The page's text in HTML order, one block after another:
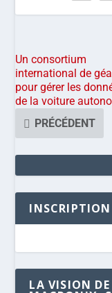
Un consortium
international de
pour gérer les
de la voiture
PRÉCÉDENT
INSCRIPTION
LA VISION